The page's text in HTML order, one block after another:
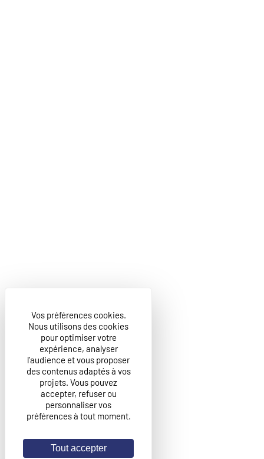
Vos préférences cookies.
Nous utilisons des cookies
pour optimiser votre
expérience, analyser
l’audience et vous proposer
des contenus adaptés à vos
projets. Vous pouvez
accepter, refuser ou
personnaliser vos
préférences à tout moment.
Tout accepter